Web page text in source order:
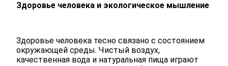
Здоровье человека и экологическое мышление
Здоровье человека тесно связано с состоянием
окружающей среды. Чистый воздух,
качественная вода и натуральная пища играют